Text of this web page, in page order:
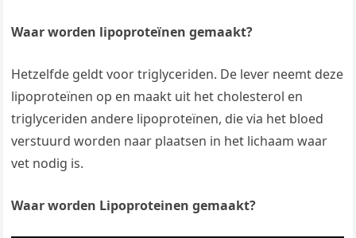
Waar worden lipoproteïnen gemaakt?
Hetzelfde geldt voor triglyceriden. De lever neemt deze
lipoproteïnen op en maakt uit het cholesterol en
triglyceriden andere lipoproteïnen, die via het bloed
verstuurd worden naar plaatsen in het lichaam waar
vet nodig is.
Waar worden Lipoproteinen gemaakt?